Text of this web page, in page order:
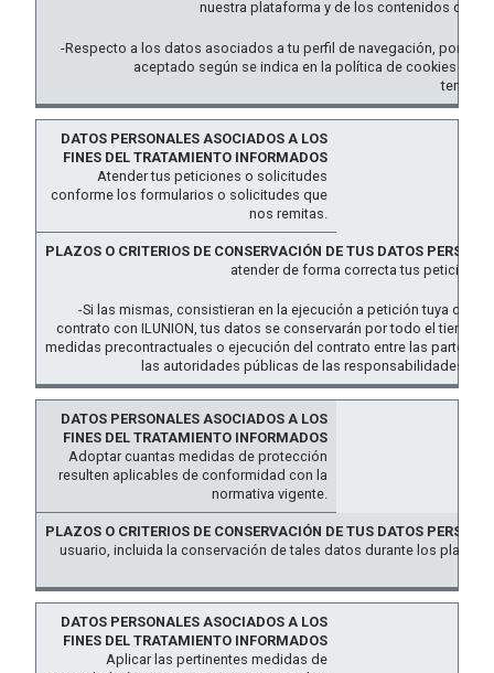
nuestra plataforma y de los contenidos
-Respecto a los datos asociados a tu perfil de navegación, por
aceptado según se indica en la política de cookies de
Atender tus peticiones o solicitudes
conforme los formularios o solicitudes que
nos remitas.
atender de forma correcta tus
-Si las mismas, consistieran en la ejecución a petición tuya de
contrato con ILUNION, tus datos se conservarán por todo el
medidas precontractuales o ejecución del contrato entre las partes,
las autoridades públicas de las responsabilidades
Adoptar cuantas medidas de protección
resulten aplicables de conformidad con la
normativa vigente.
usuario, incluida la conservación de tales datos durante los plazos
Aplicar las pertinentes medidas de